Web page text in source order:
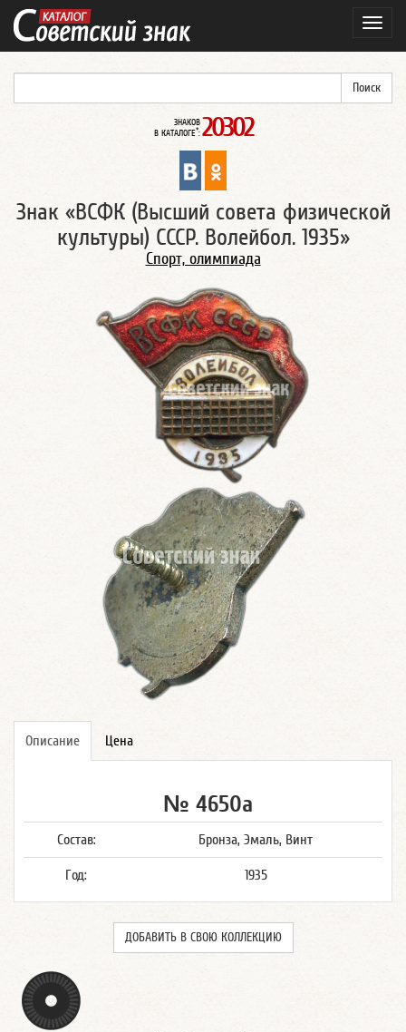
ЗНАКОВ
В КАТАЛОГЕ*: 20302
Знак «ВСФК (Высший совета физической
культуры) СССР. Волейбол. 1935»
Спорт, олимпиада
Описание Цена
№ 4650а
Состав: Бронза, Эмаль, Винт
Год: 1935
ДОБАВИТЬ В СВОЮ КОЛЛЕКЦИЮ